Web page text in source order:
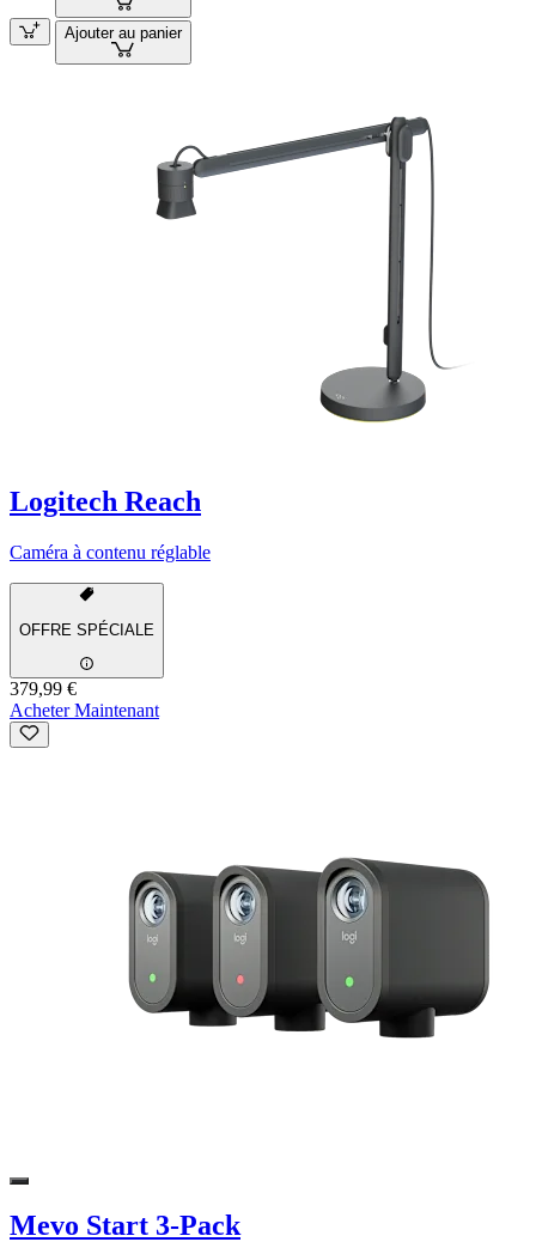
Ajouter au panier
Logitech Reach
Caméra à contenu réglable
OFFRE SPÉCIALE
379,99 €
Acheter Maintenant
Mevo Start 3-Pack